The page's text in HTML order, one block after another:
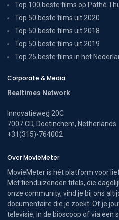
Top 100 beste films op Pathé
Top 50 beste films uit 2020
Top 50 beste films uit 2018
Top 50 beste films uit 2019
Top 25 beste films in het
Corporate & Media
Realtimes Network
Innovatieweg 20C
7007 CD, Doetinchem, Netherlands
+31(315)-764002
Over MovieMeter
MovieMeter is hét platform voor
Met tienduizenden titels, die
onze community, vind je bij ons
documentaire die je zoekt. Of je
televisie, in de bioscoop of via een